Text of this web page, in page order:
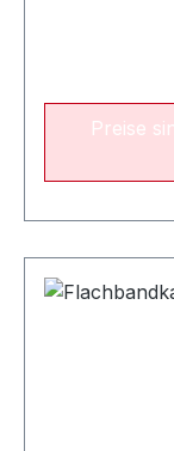
Preise